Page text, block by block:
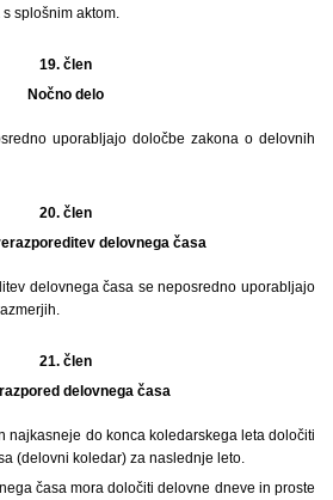
splošnim aktom.
19. člen
Nočno delo
uporabljajo določbe zakona o delovnih
20. člen
delovnega časa
delovnega časa se neposredno uporabljajo
21. člen
delovnega časa
najkasneje do konca koledarskega leta določiti
(delovni koledar) za naslednje leto.
časa mora določiti delovne dneve in proste